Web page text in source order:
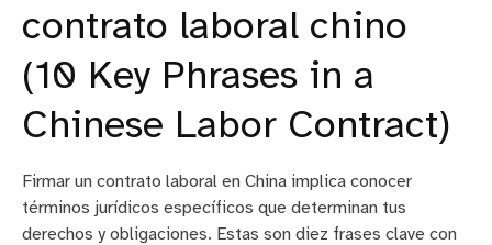
contrato laboral chino
(10 Key Phrases in a
Chinese Labor Contract)
Firmar un contrato laboral en China implica conocer
términos jurídicos específicos que determinan tus
derechos y obligaciones. Estas son diez frases clave con